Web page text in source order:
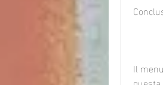
Il